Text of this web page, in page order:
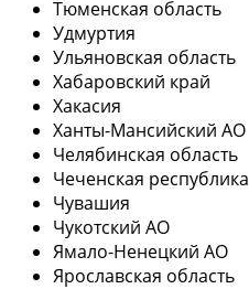
Тюменская область
Удмуртия
Ульяновская область
Хабаровский край
Хакасия
Ханты-Мансийский АО
Челябинская область
Чеченская республика
Чувашия
Чукотский АО
Ямало-Ненецкий АО
Ярославская область